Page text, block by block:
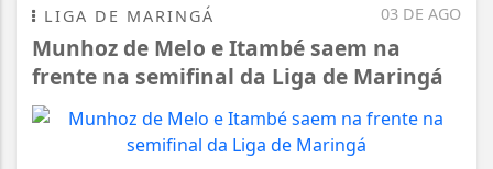
03 DE AGO
LIGA DE MARINGÁ
Munhoz de Melo e Itambé saem na
frente na semifinal da Liga de Maringá